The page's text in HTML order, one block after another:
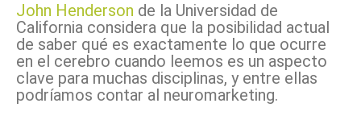
John Henderson de la Universidad de
California considera que la posibilidad actual
de saber qué es exactamente lo que ocurre
en el cerebro cuando leemos es un aspecto
clave para muchas disciplinas, y entre ellas
podríamos contar al neuromarketing.